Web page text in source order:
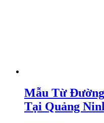
Mẫu Từ
Tại Quảng